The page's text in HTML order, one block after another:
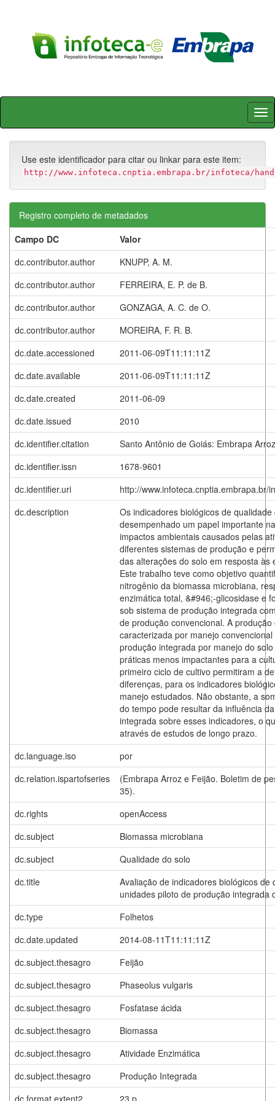
Skip
Use este identificador para citar ou linkar para este item:
http://www.infoteca.cnptia.embrapa.br/infoteca/
Registro completo de metadados
Campo DC
Valor
dc.contributor.author
KNUPP, A. M.
dc.contributor.author
FERREIRA, E. P. de B.
dc.contributor.author
GONZAGA, A. C. de O.
dc.contributor.author
MOREIRA, F. R. B.
dc.date.accessioned
2011-06-09T11:11:11Z
dc.date.available
2011-06-09T11:11:11Z
dc.date.created
2011-06-09
dc.date.issued
2010
dc.identifier.citation
Santo Antônio de Goiás: Embrapa
dc.identifier.issn
1678-9601
dc.identifier.uri
http://www.infoteca.cnptia.embrapa.br/
dc.description
Os indicadores biológicos de
desempenhado um papel importante
impactos ambientais causados pelas
diferentes sistemas de produção e
das alterações do solo em resposta às
Este trabalho teve como objetivo
nitrogênio da biomassa microbiana,
enzimática total, &#946;-glicosidase e
sob sistema de produção integrada
de produção convencional. A
caracterizada por manejo
produção integrada por manejo do
práticas menos impactantes para a
primeiro ciclo de cultivo permitiram a
diferenças, para os indicadores
manejo estudados. Não obstante, a
do tempo pode resultar da influência
integrada sobre esses indicadores, o
através de estudos de longo prazo.
dc.language.iso
por
dc.relation.ispartofseries
(Embrapa Arroz e Feijão. Boletim de
35).
dc.rights
openAccess
dc.subject
Biomassa microbiana
dc.subject
Qualidade do solo
dc.title
Avaliação de indicadores biológicos de
unidades piloto de produção integrada
dc.type
Folhetos
dc.date.updated
2014-08-11T11:11:11Z
dc.subject.thesagro
Feijão
dc.subject.thesagro
Phaseolus vulgaris
dc.subject.thesagro
Fosfatase ácida
dc.subject.thesagro
Biomassa
dc.subject.thesagro
Atividade Enzimática
dc.subject.thesagro
Produção Integrada
dc.format.extent2
23 p.